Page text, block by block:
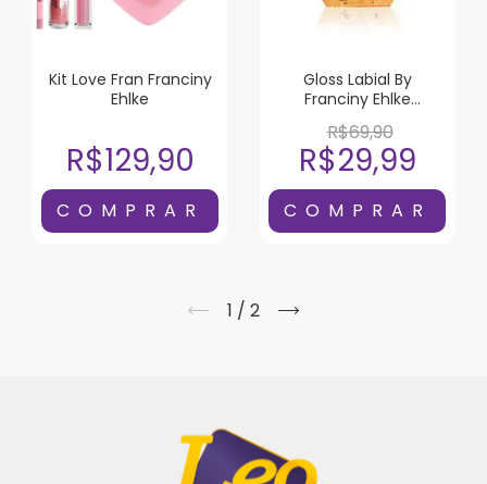
Kit Love Fran Franciny
Ehlke
R$129,90
Gloss Labial By
Franciny Ehlke
R$69,90
R$29,99
1 / 2